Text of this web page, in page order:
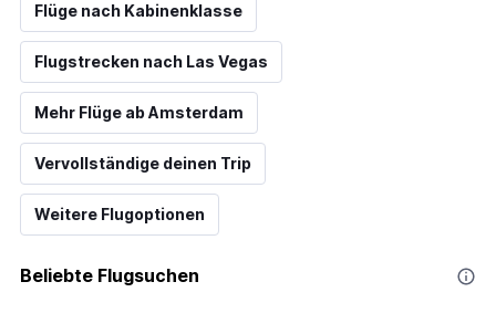
Flüge nach Kabinenklasse
Flugstrecken nach Las Vegas
Mehr Flüge ab Amsterdam
Vervollständige deinen Trip
Weitere Flugoptionen
Beliebte Flugsuchen